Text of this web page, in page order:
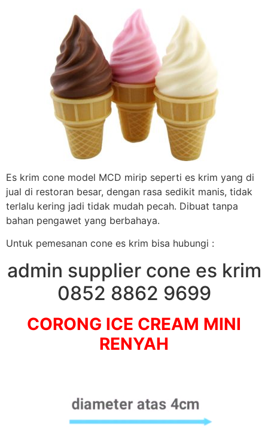
Es krim cone model MCD mirip seperti es krim yang di
jual di restoran besar, dengan rasa sedikit manis, tidak
terlalu kering jadi tidak mudah pecah. Dibuat tanpa
bahan pengawet yang berbahaya.
Untuk pemesanan cone es krim bisa hubungi :
admin supplier cone es krim
0852 8862 9699
CORONG ICE CREAM MINI
RENYAH